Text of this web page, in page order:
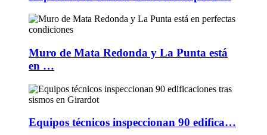
Muro de Mata Redonda y La Punta está
en …
Equipos técnicos inspeccionan 90 edifica…